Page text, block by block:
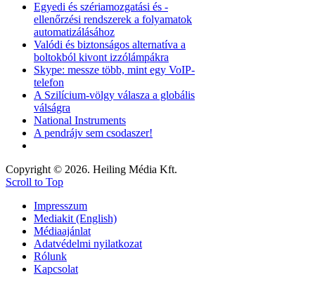
Egyedi és szériamozgatási és -
ellenőrzési rendszerek a folyamatok
automatizálásához
Valódi és biztonságos alternatíva a
boltokból kivont izzólámpákra
Skype: messze több, mint egy VoIP-
telefon
A Szilícium-völgy válasza a globális
válságra
National Instruments
A pendrájv sem csodaszer!
Copyright © 2026. Heiling Média Kft.
Scroll to Top
Impresszum
Mediakit (English)
Médiaajánlat
Adatvédelmi nyilatkozat
Rólunk
Kapcsolat